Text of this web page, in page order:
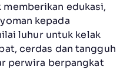
edukasi,
kepada
luhur untuk kelak
cerdas dan tangguh
perwira berpangkat